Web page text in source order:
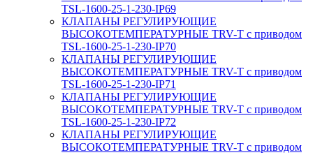
TSL-1600-25-1-230-IP69
КЛАПАНЫ РЕГУЛИРУЮЩИЕ
ВЫСОКОТЕМПЕРАТУРНЫЕ TRV-T с приводом
TSL-1600-25-1-230-IP70
КЛАПАНЫ РЕГУЛИРУЮЩИЕ
ВЫСОКОТЕМПЕРАТУРНЫЕ TRV-T с приводом
TSL-1600-25-1-230-IP71
КЛАПАНЫ РЕГУЛИРУЮЩИЕ
ВЫСОКОТЕМПЕРАТУРНЫЕ TRV-T с приводом
TSL-1600-25-1-230-IP72
КЛАПАНЫ РЕГУЛИРУЮЩИЕ
ВЫСОКОТЕМПЕРАТУРНЫЕ TRV-T с приводом